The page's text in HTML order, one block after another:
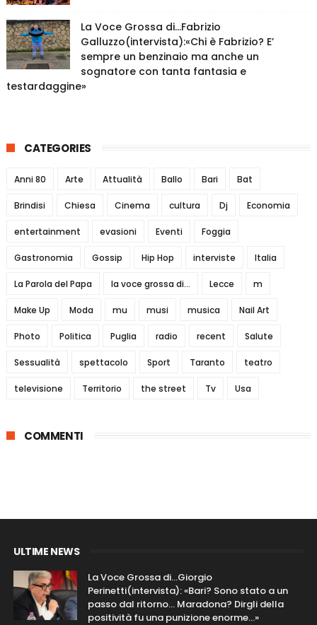
La Voce Grossa di…Fabrizio
Galluzzo(intervista):«Chi è Fabrizio? E’
sempre un benzinaio ma anche un
sognatore con tanta fantasia e
testardaggine»
CATEGORIES
Anni 80 Arte Attualità Ballo Bari Bat
Brindisi Chiesa Cinema cultura Dj Economia
entertainment evasioni Eventi Foggia
Gastronomia Gossip Hip Hop interviste Italia
La Parola del Papa la voce grossa di... Lecce m
Make Up Moda mu musi musica Nail Art
Photo Politica Puglia radio recent Salute
Sessualità spettacolo Sport Taranto teatro
televisione Territorio the street Tv Usa
COMMENTI
ULTIME NEWS
La Voce Grossa di…Giorgio
Perinetti(intervista): «Bari? Sono stato a un
passo dal ritorno... Maradona? Dirgli della
positività fu una punizione enorme…»